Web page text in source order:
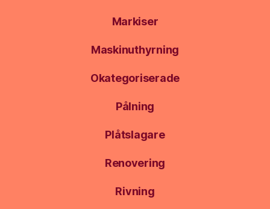
Markiser
Maskinuthyrning
Okategoriserade
Pålning
Plåtslagare
Renovering
Rivning